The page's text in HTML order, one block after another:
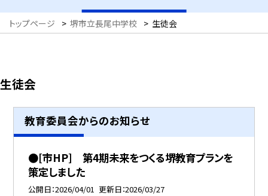
トップページ > 堺市立長尾中学校 > 生徒会
生徒会
教育委員会からのお知らせ
●[市HP] 第4期未来をつくる堺教育プランを
策定しました
公開日 2026/04/01 更新日 2026/03/27